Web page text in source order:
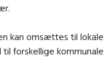
kan omsættes til lokale
forskellige kommunale